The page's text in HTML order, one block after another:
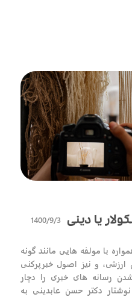
یا دینی 1400/9/3
با مولفه هایی مانند گونه
و نیز اصول خبرپرکنی
رسانه های خبری را دچار
دکتر حسن عابدینی به